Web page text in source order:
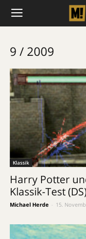
9 / 2009
Klassik
Harry Potter
Klassik-Test
Michael Herde 15.